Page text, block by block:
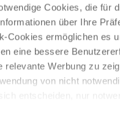
Cookies, die für
über Ihre
Cookies ermöglichen es
eine bessere
relevante Werbung zu
von nicht